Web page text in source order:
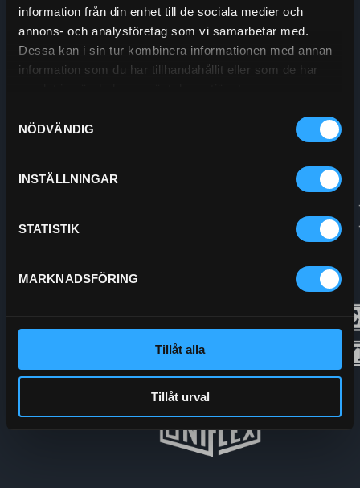
information från din enhet till de sociala medier och
annons- och analysföretag som vi samarbetar med.
Dessa kan i sin tur kombinera informationen med annan
information som du har tillhandahållit eller som de har
NÖDVÄNDIG
INSTÄLLNINGAR
STATISTIK
MARKNADSFÖRING
Tillåt alla
Tillåt urval
Enskede Hydraul AB
E-post:
Order@enskedehydraul.se
Telefon:
0292-10630
Org.nr: 556208-5778